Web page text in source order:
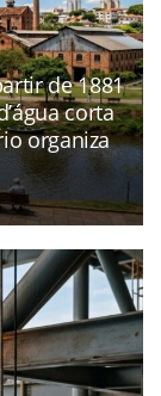
de 1881
corta
organiza